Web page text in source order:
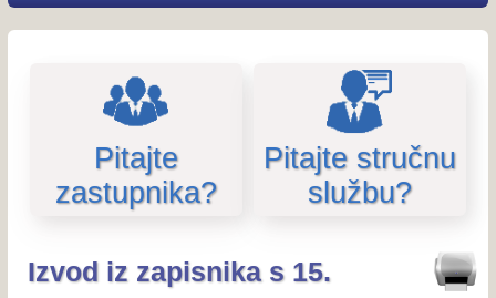
Pitajte
zastupnika?
Pitajte stručnu
službu?
Izvod iz zapisnika s 15.